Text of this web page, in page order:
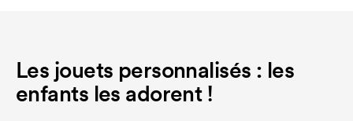
Les jouets personnalisés : les
enfants les adorent !